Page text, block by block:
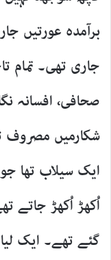
برآمدہ عورتیں
جاری تھی۔ تمام
صحافی، افسانہ
شکارمیں مصروف
ایک سیلاب تھا
اُکھڑ اُکھڑ جاتے
گئے تھے۔ ایک